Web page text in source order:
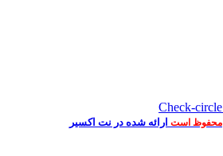
Check-circle
محفوظ است ارائه شده در نت اکسیر